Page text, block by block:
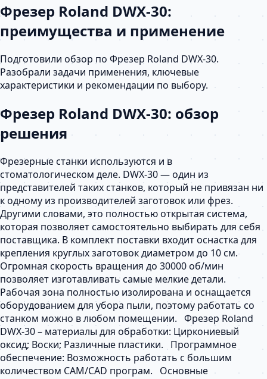
Фрезер Roland DWX-30:
преимущества и применение
Подготовили обзор по Фрезер Roland DWX-30.
Разобрали задачи применения, ключевые
характеристики и рекомендации по выбору.
Фрезер Roland DWX-30: обзор
решения
Фрезерные станки используются и в
стоматологическом деле. DWX-30 — один из
представителей таких станков, который не привязан ни
к одному из производителей заготовок или фрез.
Другими словами, это полностью открытая система,
которая позволяет самостоятельно выбирать для себя
поставщика. В комплект поставки входит оснастка для
крепления круглых заготовок диаметром до 10 см.
Огромная скорость вращения до 30000 об/мин
позволяет изготавливать самые мелкие детали.
Рабочая зона полностью изолирована и оснащается
оборудованием для убора пыли, поэтому работать со
станком можно в любом помещении. Фрезер Roland
DWX-30 – материалы для обработки: Циркониевый
оксид; Воски; Различные пластики. Программное
обеспечение: Возможность работать с большим
количеством CAM/CAD програм. Основные